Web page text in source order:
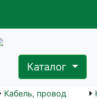
Каталог
Кабель, провод